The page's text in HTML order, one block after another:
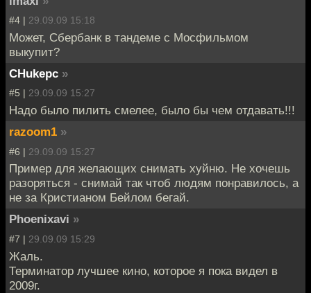
#4 | 29.09.09 15:18
Может, Сбербанк в тандеме с Мосфильмом
выкупит?
CHukepc »
#5 | 29.09.09 15:27
Надо было пилить смелее, было бы чем отдавать!!!
razoom1 »
#6 | 29.09.09 15:27
Пример для желающих снимать хуйню. Не хочешь
разоряться - снимай так чтоб людям понравилось, а
не за Кристианом Бейлом бегай.
Phoenixavi »
#7 | 29.09.09 15:29
Жаль.
Терминатор лучшее кино, которое я пока видел в
2009г.